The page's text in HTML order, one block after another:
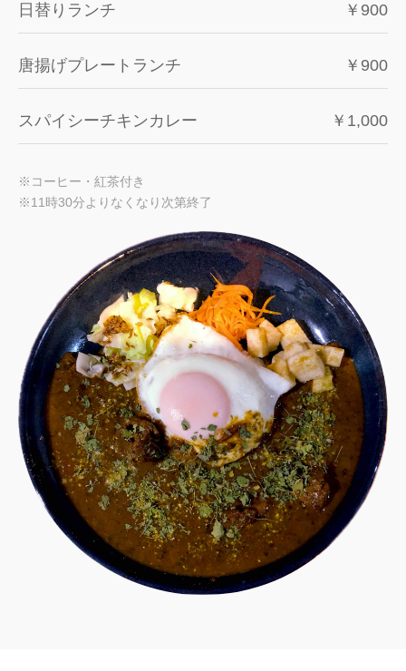
日替りランチ ￥900
唐揚げプレートランチ ￥900
スパイシーチキンカレー ￥1,000
※コーヒー・紅茶付き
※11時30分よりなくなり次第終了